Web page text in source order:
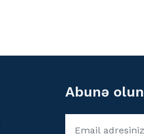
Abunə olun